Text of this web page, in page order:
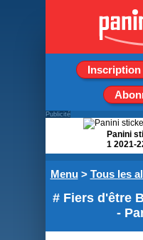
Inscription
Menu> Tous les
# Fiers d'être
-
Publicité
Panini
1 2021-
5